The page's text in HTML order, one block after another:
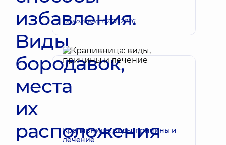
избавления.
Виды
бородавок,
места
их
расположения
Обновлено: 07.08.2026
Крапивница: виды, причины и
лечение